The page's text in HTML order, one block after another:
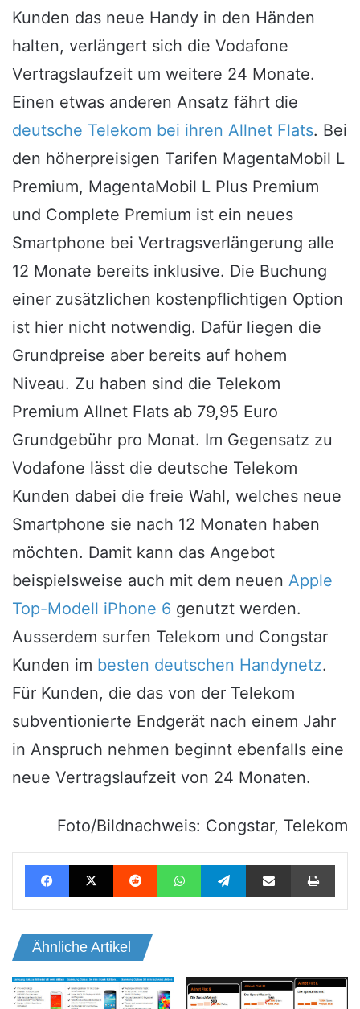
Kunden das neue Handy in den Händen
halten, verlängert sich die Vodafone
Vertragslaufzeit um weitere 24 Monate.
Einen etwas anderen Ansatz fährt die
deutsche Telekom bei ihren Allnet Flats. Bei
den höherpreisigen Tarifen MagentaMobil L
Premium, MagentaMobil L Plus Premium
und Complete Premium ist ein neues
Smartphone bei Vertragsverlängerung alle
12 Monate bereits inklusive. Die Buchung
einer zusätzlichen kostenpflichtigen Option
ist hier nicht notwendig. Dafür liegen die
Grundpreise aber bereits auf hohem
Niveau. Zu haben sind die Telekom
Premium Allnet Flats ab 79,95 Euro
Grundgebühr pro Monat. Im Gegensatz zu
Vodafone lässt die deutsche Telekom
Kunden dabei die freie Wahl, welches neue
Smartphone sie nach 12 Monaten haben
möchten. Damit kann das Angebot
beispielsweise auch mit dem neuen Apple
Top-Modell iPhone 6 genutzt werden.
Ausserdem surfen Telekom und Congstar
Kunden im besten deutschen Handynetz.
Für Kunden, die das von der Telekom
subventionierte Endgerät nach einem Jahr
in Anspruch nehmen beginnt ebenfalls eine
neue Vertragslaufzeit von 24 Monaten.
Foto/Bildnachweis: Congstar, Telekom
Facebook X Reddit WhatsApp Telegram Teile per E-Mail
Ähnliche Artikel